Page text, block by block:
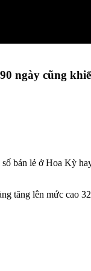
ngày cũng
bán lẻ ở Hoa Kỳ
tăng lên mức cao